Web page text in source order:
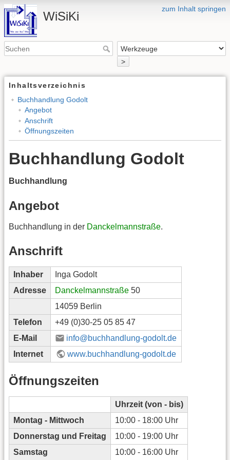
zum Inhalt springen
WiSiKi
>
Inhaltsverzeichnis
Buchhandlung Godolt
Angebot
Anschrift
Öffnungszeiten
Buchhandlung Godolt
Buchhandlung
Angebot
Buchhandlung in der Danckelmannstraße.
Anschrift
Inhaber
Inga Godolt
Adresse
Danckelmannstraße 50
14059 Berlin
Telefon
+49 (0)30-25 05 85 47
E-Mail
info@buchhandlung-godolt.de
Internet
www.buchhandlung-godolt.de
Öffnungszeiten
Uhrzeit (von - bis)
Montag - Mittwoch
10:00 - 18:00 Uhr
Donnerstag und Freitag
10:00 - 19:00 Uhr
Samstag
10:00 - 16:00 Uhr